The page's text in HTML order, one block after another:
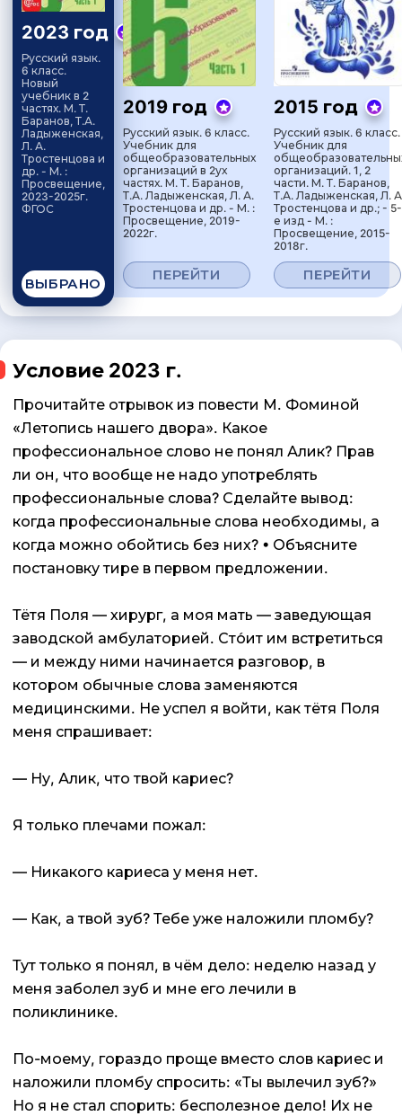
2023 год
Русский язык.
6 класс.
Новый
учебник в 2
частях. М. Т.
Баранов, Т.А.
Ладыженская,
Л. А.
Тростенцова и
др. - М. :
Просвещение,
2023-2025г.
ФГОС
ВЫБРАНО
2019 год
Русский язык. 6 класс.
Учебник для
общеобразовательных
организаций в 2ух
частях. М. Т. Баранов,
Т.А. Ладыженская, Л. А.
Тростенцова и др. - М. :
Просвещение, 2019-
2022г.
ПЕРЕЙТИ
2015 год
Русский язык. 6 класс.
Учебник для
организаций. 1, 2
части. М. Т. Баранов,
Т.А. Ладыженская, Л.
Тростенцова и др.; - 5-
е изд - М. :
Просвещение, 2015-
2018г.
ПЕРЕЙТИ
Условие 2023 г.
Прочитайте отрывок из повести М. Фоминой
«Летопись нашего двора». Какое
профессиональное слово не понял Алик? Прав
ли он, что вообще не надо употреблять
профессиональные слова? Сделайте вывод:
когда профессиональные слова необходимы, а
когда можно обойтись без них? • Объясните
постановку тире в первом предложении.
Тётя Поля — хирург, а моя мать — заведующая
заводской амбулаторией. Сто́ит им встретиться
— и между ними начинается разговор, в
котором обычные слова заменяются
медицинскими. Не успел я войти, как тётя Поля
меня спрашивает:
— Ну, Алик, что твой кариес?
Я только плечами пожал:
— Никакого кариеса у меня нет.
— Как, а твой зуб? Тебе уже наложили пломбу?
Тут только я понял, в чём дело: неделю назад у
меня заболел зуб и мне его лечили в
поликлинике.
По-моему, гораздо проще вместо слов кариес и
наложили пломбу спросить: «Ты вылечил зуб?»
Но я не стал спорить: бесполезное дело! Их не